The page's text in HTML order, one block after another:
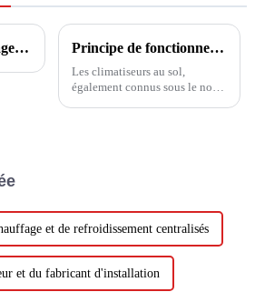
Solutions de chauffage et de refroidissement industriels Principe de fonctionnement des climatiseurs au sol
Les climatiseurs au sol,
également connus sous le nom
et de refroidissement centralisés
et du fabricant d'installation